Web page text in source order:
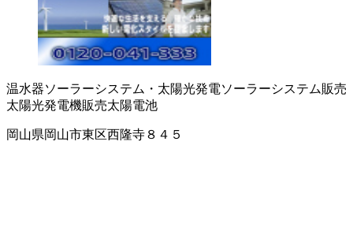
温水器ソーラーシステム・太陽光発電ソーラーシステム販売
太陽光発電機販売太陽電池
岡山県岡山市東区西隆寺８４５